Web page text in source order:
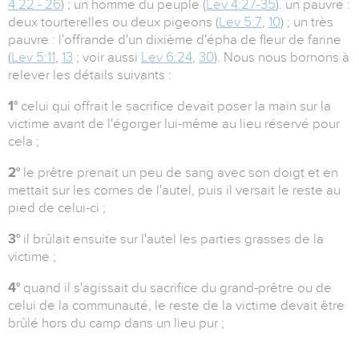
4:22 - 26) ; un homme du peuple (Lev 4:27-35). un pauvre :
deux tourterelles ou deux pigeons (Lev 5:7, 10) ; un très
pauvre : l'offrande d'un dixième d'épha de fleur de farine
(Lev 5:11, 13 ; voir aussi Lev 6:24, 30). Nous nous bornons à
relever les détails suivants :
1° celui qui offrait le sacrifice devait poser la main sur la
victime avant de l'égorger lui-même au lieu réservé pour
cela ;
2° le prêtre prenait un peu de sang avec son doigt et en
mettait sur les cornes de l'autel, puis il versait le reste au
pied de celui-ci ;
3° il brûlait ensuite sur l'autel les parties grasses de la
victime ;
4° quand il s'agissait du sacrifice du grand-prêtre ou de
celui de la communauté, le reste de la victime devait être
brûlé hors du camp dans un lieu pur ;